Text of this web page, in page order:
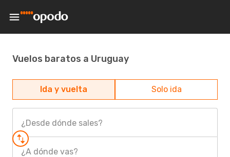
Vuelos baratos a Uruguay
Ida y vuelta Solo ida
¿Desde dónde sales?
¿A dónde vas?